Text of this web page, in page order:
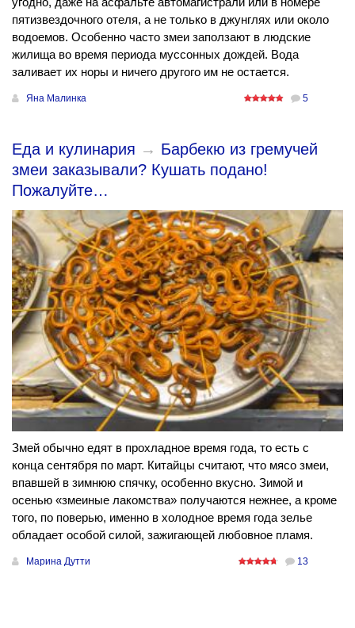
пятизвездочного отеля, а не только в джунглях или около
водоемов. Особенно часто змеи заползают в людские
жилища во время периода муссонных дождей. Вода
заливает их норы и ничего другого им не остается.
Яна Малинка 5
Еда и кулинария → Барбекю из гремучей
змеи заказывали? Кушать подано!
Пожалуйте…
Змей обычно едят в прохладное время года, то есть с
конца сентября по март. Китайцы считают, что мясо змеи,
впавшей в зимнюю спячку, особенно вкусно. Зимой и
осенью «змеиные лакомства» получаются нежнее, а кроме
того, по поверью, именно в холодное время года зелье
обладает особой силой, зажигающей любовное пламя.
Марина Дутти 13